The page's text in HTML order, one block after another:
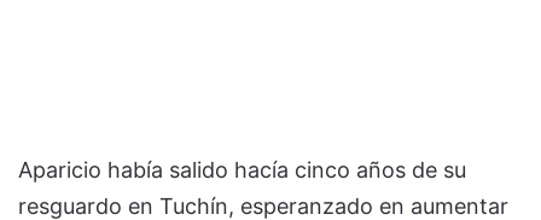
Aparicio había salido hacía cinco años de su
resguardo en Tuchín, esperanzado en aumentar